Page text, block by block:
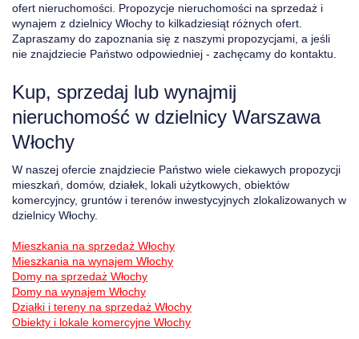
ofert nieruchomości. Propozycje nieruchomości na sprzedaż i
wynajem z dzielnicy Włochy to kilkadziesiąt różnych ofert.
Zapraszamy do zapoznania się z naszymi propozycjami, a jeśli
nie znajdziecie Państwo odpowiedniej - zachęcamy do kontaktu.
Kup, sprzedaj lub wynajmij
nieruchomość w dzielnicy Warszawa
Włochy
W naszej ofercie znajdziecie Państwo wiele ciekawych propozycji
mieszkań, domów, działek, lokali użytkowych, obiektów
komercyjncy, gruntów i terenów inwestycyjnych zlokalizowanych w
dzielnicy Włochy.
Mieszkania na sprzedaż Włochy
Mieszkania na wynajem Włochy
Domy na sprzedaż Włochy
Domy na wynajem Włochy
Działki i tereny na sprzedaż Włochy
Obiekty i lokale komercyjne Włochy